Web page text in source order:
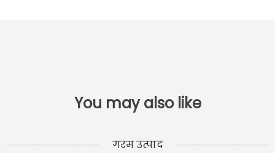
गरम उत्पाद